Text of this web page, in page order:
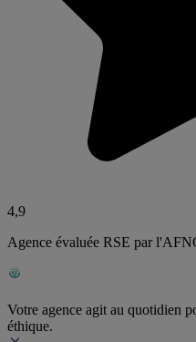
4,9
Agence évaluée RSE par
Votre agence agit au quotidien
éthique.